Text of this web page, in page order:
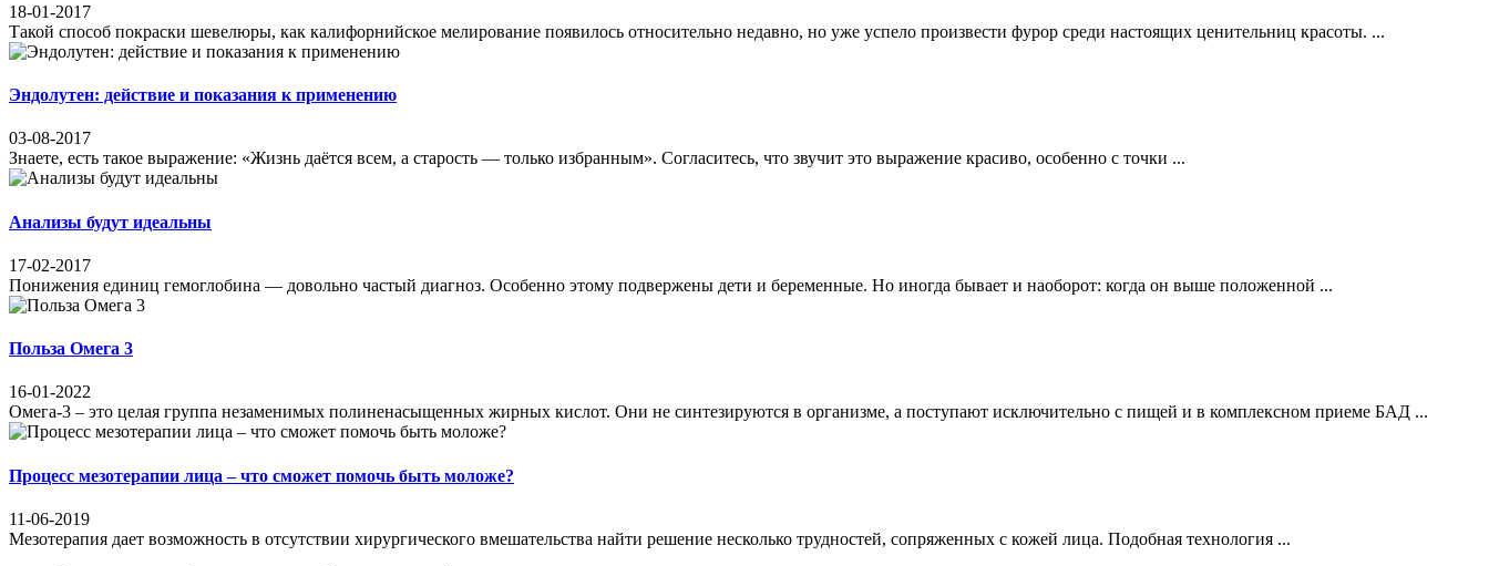
18-01-2017
Такой способ покраски шевелюры, как калифорнийское мелирование появилось относительно недавно, но уже успело произвести фурор среди настоящих ценительниц красоты. ...
Эндолутен: действие и показания к применению
03-08-2017
Знаете, есть такое выражение: «Жизнь даётся всем, а старость — только избранным». Согласитесь, что звучит это выражение красиво, особенно с точки ...
Анализы будут идеальны
17-02-2017
Понижения единиц гемоглобина — довольно частый диагноз. Особенно этому подвержены дети и беременные. Но иногда бывает и наоборот: когда он выше положенной ...
Польза Омега 3
16-01-2022
Омега-3 – это целая группа незаменимых полиненасыщенных жирных кислот. Они не синтезируются в организме, а поступают исключительно с пищей и в комплексном приеме БАД ...
Процесс мезотерапии лица – что сможет помочь быть моложе?
11-06-2019
Мезотерапия дает возможность в отсутствии хирургического вмешательства найти решение несколько трудностей, сопряженных с кожей лица. Подобная технология ...